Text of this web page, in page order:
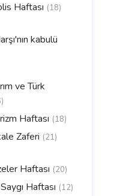
Haftası (18)
kabulü
ve Türk
Haftası (18)
Zaferi (21)
Haftası (20)
Haftası (12)